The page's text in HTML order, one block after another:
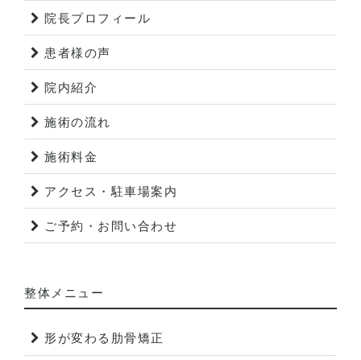
院長プロフィール
患者様の声
院内紹介
施術の流れ
施術料金
アクセス・駐車場案内
ご予約・お問い合わせ
整体メニュー
形が変わる肋骨矯正